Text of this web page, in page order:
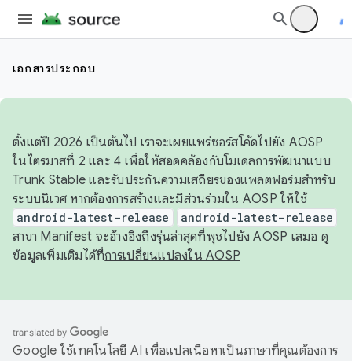
เอกสารประกอบ
ตั้งแต่ปี 2026 เป็นต้นไป เราจะเผยแพร่ซอร์สโค้ดไปยัง AOSP
ในไตรมาสที่ 2 และ 4 เพื่อให้สอดคล้องกับโมเดลการพัฒนาแบบ
Trunk Stable และรับประกันความเสถียรของแพลตฟอร์มสำหรับ
ระบบนิเวศ หากต้องการสร้างและมีส่วนร่วมใน AOSP ให้ใช้
android-latest-release android-latest-release
สาขา Manifest จะอ้างอิงถึงรุ่นล่าสุดที่พุชไปยัง AOSP เสมอ ดู
ข้อมูลเพิ่มเติมได้ที่การเปลี่ยนแปลงใน AOSP
Google ใช้เทคโนโลยี AI เพื่อแปลเนื้อหาเป็นภาษาที่คุณต้องการ